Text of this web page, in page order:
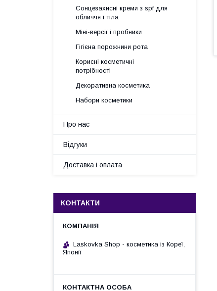
Сонцезахисні креми з spf для
обличчя і тіла
Міні-версії і пробники
Гігієна порожнини рота
Корисні косметичні
потрібності
Декоративна косметика
Набори косметики
Про нас
Відгуки
Доставка і оплата
КОНТАКТИ
Laskovka Shop - косметика із Кореї,
Японії